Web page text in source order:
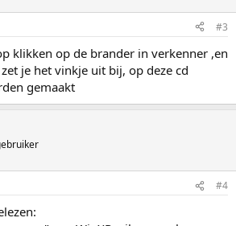
#3
klikken op de brander in verkenner ,en
je het vinkje uit bij, op deze cd
gemaakt
#4